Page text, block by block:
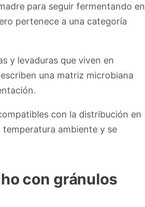
para seguir fermentando en
pertenece a una categoría
y levaduras que viven en
una matriz microbiana
con la distribución en
ambiente y se
con gránulos